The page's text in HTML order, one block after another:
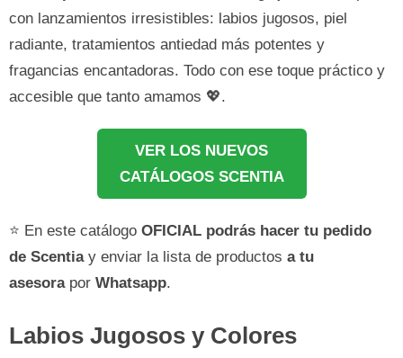
con lanzamientos irresistibles: labios jugosos, piel
radiante, tratamientos antiedad más potentes y
fragancias encantadoras. Todo con ese toque práctico y
accesible que tanto amamos 💖.
VER LOS NUEVOS
CATÁLOGOS SCENTIA
⭐ En este catálogo OFICIAL podrás hacer tu pedido
de Scentia y enviar la lista de productos a tu
asesora por Whatsapp.
Labios Jugosos y Colores